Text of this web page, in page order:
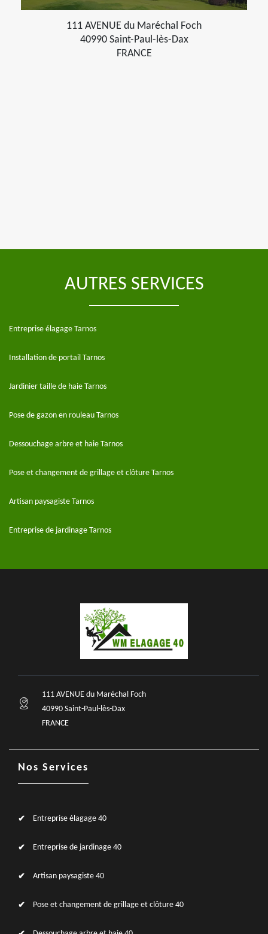
111 AVENUE du Maréchal Foch
40990 Saint-Paul-lès-Dax
FRANCE
AUTRES SERVICES
Entreprise élagage Tarnos
Installation de portail Tarnos
Jardinier taille de haie Tarnos
Pose de gazon en rouleau Tarnos
Dessouchage arbre et haie Tarnos
Pose et changement de grillage et clôture Tarnos
Artisan paysagiste Tarnos
Entreprise de jardinage Tarnos
111 AVENUE du Maréchal Foch
40990 Saint-Paul-lès-Dax
FRANCE
Nos Services
Entreprise élagage 40
Entreprise de jardinage 40
Artisan paysagiste 40
Pose et changement de grillage et clôture 40